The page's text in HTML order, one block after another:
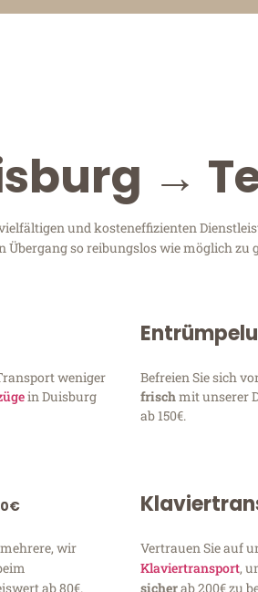
→
und kosteneffizienten
so reibungslos wie möglich zu
weniger
in Duisburg
Befreien Sie sich
frischmit unserer
ab 150€.
wir
ab 80€.
Vertrauen Sie auf
Klaviertransport,
sicherab 200€ zu